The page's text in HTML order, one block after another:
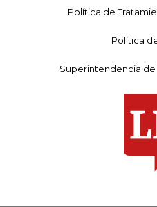
Política de
Política
Superintendencia